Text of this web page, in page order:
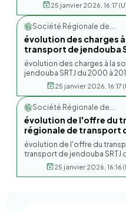
25 janvier 2026, 16:17
Société Régionale de...
évolution des charges
transport de jendouba
évolution des charges à la
jendouba SRTJ du 2000 à
25 janvier 2026,
Société Régionale de...
évolution de l'offre du
régionale de transport
évolution de l'offre du
transport de jendouba SRTJ
25 janvier 2026, 16:16